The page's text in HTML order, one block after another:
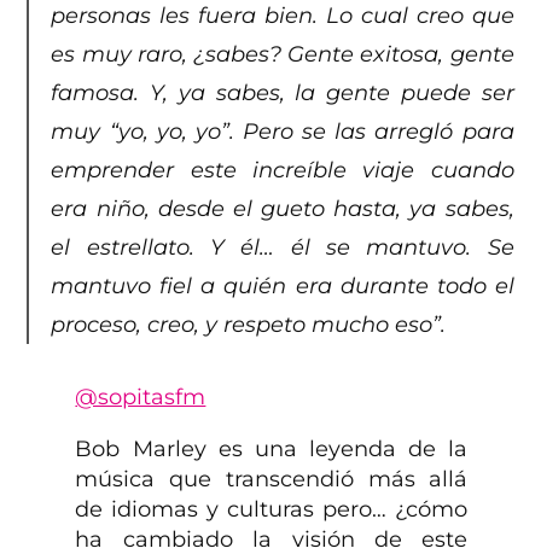
personas les fuera bien. Lo cual creo que
es muy raro, ¿sabes? Gente exitosa, gente
famosa. Y, ya sabes, la gente puede ser
muy “yo, yo, yo”. Pero se las arregló para
emprender este increíble viaje cuando
era niño, desde el gueto hasta, ya sabes,
el estrellato. Y él… él se mantuvo. Se
mantuvo fiel a quién era durante todo el
proceso, creo, y respeto mucho eso”.
@sopitasfm
Bob Marley es una leyenda de la
música que transcendió más allá
de idiomas y culturas pero… ¿cómo
ha cambiado la visión de este